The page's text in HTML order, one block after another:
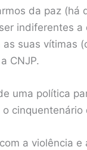
da paz
indiferentes
suas vítimas
CNJP.
uma política
a violência